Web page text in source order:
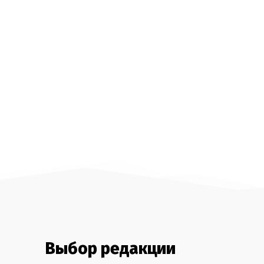
Выбор редакции